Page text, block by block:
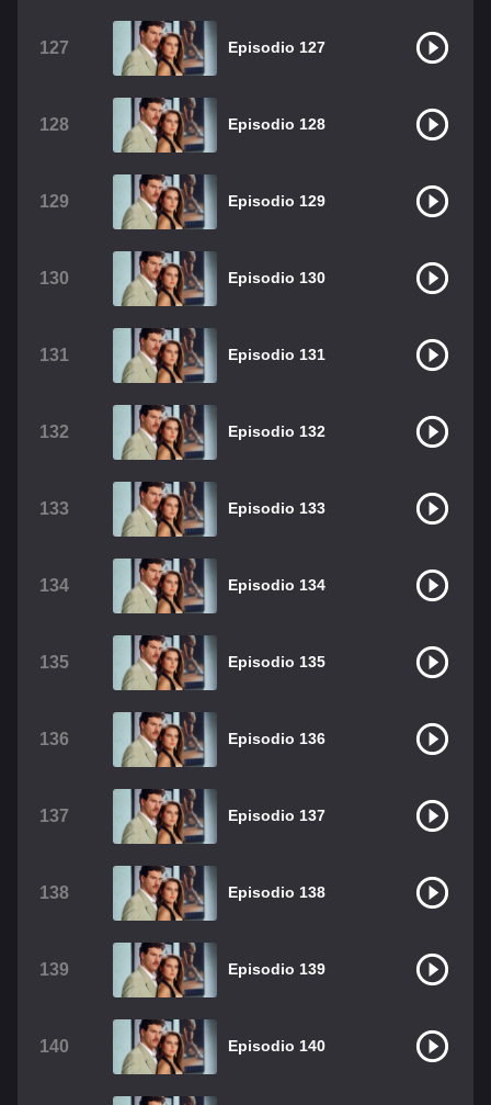
127 Episodio 127
128 Episodio 128
129 Episodio 129
130 Episodio 130
131 Episodio 131
132 Episodio 132
133 Episodio 133
134 Episodio 134
135 Episodio 135
136 Episodio 136
137 Episodio 137
138 Episodio 138
139 Episodio 139
140 Episodio 140